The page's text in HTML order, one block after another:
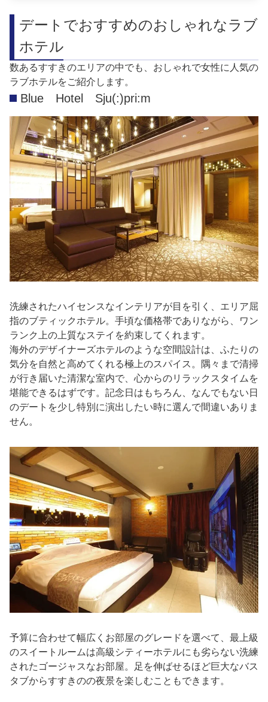
デートでおすすめのおしゃれなラブ
ホテル
数あるすすきのエリアの中でも、おしゃれで女性に人気の
ラブホテルをご紹介します。
Blue Hotel Sju(:)pri:m
洗練されたハイセンスなインテリアが目を引く、エリア屈
指のブティックホテル。手頃な価格帯でありながら、ワン
ランク上の上質なステイを約束してくれます。
海外のデザイナーズホテルのような空間設計は、ふたりの
気分を自然と高めてくれる極上のスパイス。隅々まで清掃
が行き届いた清潔な室内で、心からのリラックスタイムを
堪能できるはずです。記念日はもちろん、なんでもない日
のデートを少し特別に演出したい時に選んで間違いありま
せん。
予算に合わせて幅広くお部屋のグレードを選べて、最上級
のスイートルームは高級シティーホテルにも劣らない洗練
されたゴージャスなお部屋。足を伸ばせるほど巨大なバス
タブからすすきのの夜景を楽しむこともできます。